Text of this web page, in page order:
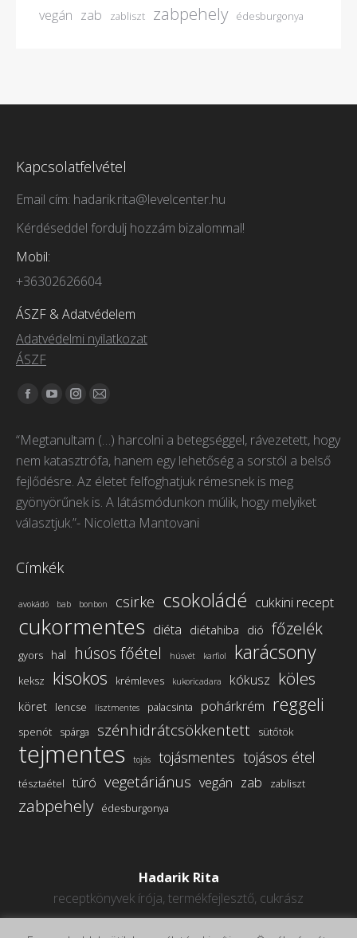
vegán zab zabliszt zabpehely édesburgonya
Kapcsolatfelvétel
Email cím: hadarik.rita@levelcenter.hu
Kérdéseddel fordulj hozzám bizalommal!
Mobil:
+36302626604
ÁSZF & Adatvédelem
Adatvédelmi nyilatkozat
ÁSZF
Itt vagyunk elérhetőek:
Facebook
opens
in
new
window
YouTube
opens
in
new
window
Instagram
opens
in
new
window
Mail
opens
in
new
window
“Megtanultam (…) harcolni a betegséggel, rávezetett, hogy
nem katasztrófa, hanem egy lehetőség a sorstól a belső
fejlődésre. Az életet felfoghatjuk rémesnek is meg
gyönyörűnek is. A látásmódunkon múlik, hogy melyiket
választjuk.”- Nicoletta Mantovani
Címkék
avokádó bab bonbon csirke csokoládé cukkini recept
cukormentes diéta diétahiba dió főzelék
gyors hal húsos főétel húsvét karfiol karácsony
keksz kisokos krémleves kukoricadara kókusz köles
köret lencse lisztmentes palacsinta pohárkrém reggeli
spenót spárga szénhidrátcsökkentett sütőtök
tejmentes tojás tojásmentes tojásos étel
tésztaétel túró vegetáriánus vegán zab zabliszt
zabpehely édesburgonya
Hadarik Rita
receptkönyvek írója, termékfejlesztő, cukrász